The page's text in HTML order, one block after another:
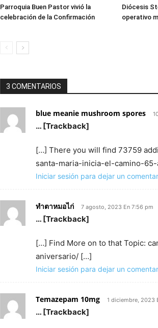
Parroquia Buen Pastor vivió la
celebración de la Confirmación
Diócesis
operativo
3 COMENTARIOS
blue meanie mushroom spores
… [Trackback]
[…] There you will find 73759
santa-maria-inicia-el-camino-
Iniciar sesión para dejar un
ทำตาหมอไก่ 7 agosto, 2023 En 7:56 pm
… [Trackback]
[…] Find More on to that Topic:
aniversario/ […]
Iniciar sesión para dejar un
Temazepam 10mg 1 diciembre, 2023
… [Trackback]